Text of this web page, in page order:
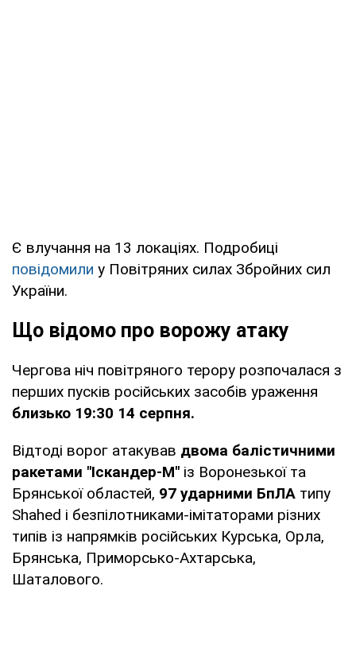
Є влучання на 13 локаціях. Подробиці
повідомили у Повітряних силах Збройних сил
України.
Що відомо про ворожу атаку
Чергова ніч повітряного терору розпочалася з
перших пусків російських засобів ураження
близько 19:30 14 серпня.
Відтоді ворог атакував двома балістичними
ракетами "Іскандер-М" із Воронезької та
Брянської областей, 97 ударними БпЛА типу
Shahed і безпілотниками-імітаторами різних
типів із напрямків російських Курська, Орла,
Брянська, Приморсько-Ахтарська,
Шаталового.